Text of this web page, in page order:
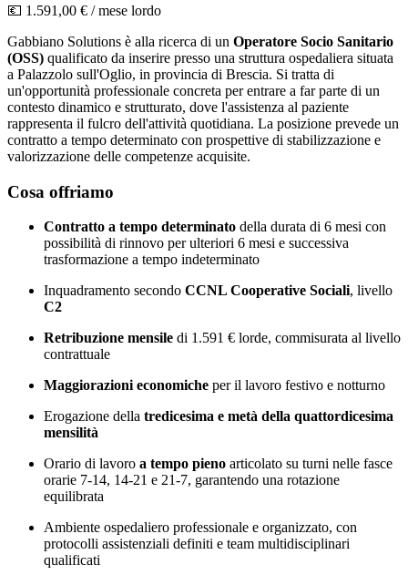
💶 1.591,00 € / mese lordo
Gabbiano Solutions è alla ricerca di un Operatore Socio Sanitario
(OSS) qualificato da inserire presso una struttura ospedaliera situata
a Palazzolo sull'Oglio, in provincia di Brescia. Si tratta di
un'opportunità professionale concreta per entrare a far parte di un
contesto dinamico e strutturato, dove l'assistenza al paziente
rappresenta il fulcro dell'attività quotidiana. La posizione prevede un
contratto a tempo determinato con prospettive di stabilizzazione e
valorizzazione delle competenze acquisite.
Cosa offriamo
Contratto a tempo determinato della durata di 6 mesi con
possibilità di rinnovo per ulteriori 6 mesi e successiva
trasformazione a tempo indeterminato
Inquadramento secondo CCNL Cooperative Sociali, livello
C2
Retribuzione mensile di 1.591 € lorde, commisurata al livello
contrattuale
Maggiorazioni economiche per il lavoro festivo e notturno
Erogazione della tredicesima e metà della quattordicesima
mensilità
Orario di lavoro a tempo pieno articolato su turni nelle fasce
orarie 7-14, 14-21 e 21-7, garantendo una rotazione
equilibrata
Ambiente ospedaliero professionale e organizzato, con
protocolli assistenziali definiti e team multidisciplinari
qualificati